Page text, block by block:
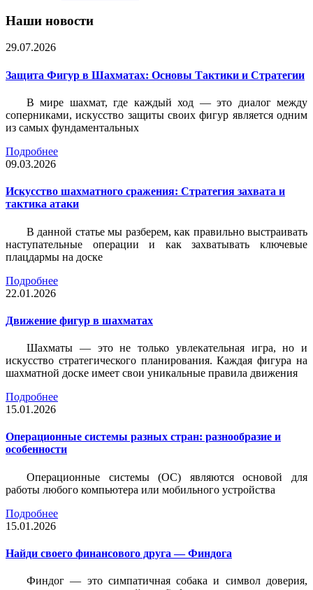
Наши новости
29.07.2026
Защита Фигур в Шахматах: Основы Тактики и Стратегии
В мире шахмат, где каждый ход — это диалог между
соперниками, искусство защиты своих фигур является одним
из самых фундаментальных
Подробнее
09.03.2026
Искусство шахматного сражения: Стратегия захвата и
тактика атаки
В данной статье мы разберем, как правильно выстраивать
наступательные операции и как захватывать ключевые
плацдармы на доске
Подробнее
22.01.2026
Движение фигур в шахматах
Шахматы — это не только увлекательная игра, но и
искусство стратегического планирования. Каждая фигура на
шахматной доске имеет свои уникальные правила движения
Подробнее
15.01.2026
Операционные системы разных стран: разнообразие и
особенности
Операционные системы (ОС) являются основой для
работы любого компьютера или мобильного устройства
Подробнее
15.01.2026
Найди своего финансового друга — Финдога
Финдог — это симпатичная собака и символ доверия,